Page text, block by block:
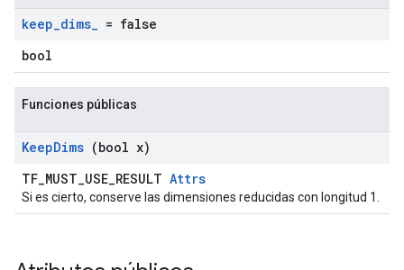
keep_dims_ = false
bool
Funciones públicas
KeepDims (bool x)
TF_MUST_USE_RESULT Attrs
Si es cierto, conserve las dimensiones reducidas con longitud 1.